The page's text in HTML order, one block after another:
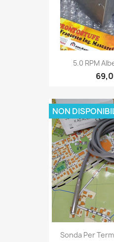
5.0 RPM
Sonda Per
NON